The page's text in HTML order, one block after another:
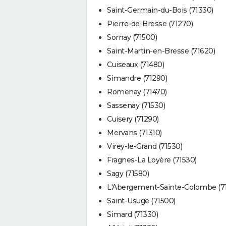
Saint-Germain-du-Bois (71330)
Pierre-de-Bresse (71270)
Sornay (71500)
Saint-Martin-en-Bresse (71620)
Cuiseaux (71480)
Simandre (71290)
Romenay (71470)
Sassenay (71530)
Cuisery (71290)
Mervans (71310)
Virey-le-Grand (71530)
Fragnes-La Loyère (71530)
Sagy (71580)
L'Abergement-Sainte-Colombe
Saint-Usuge (71500)
Simard (71330)